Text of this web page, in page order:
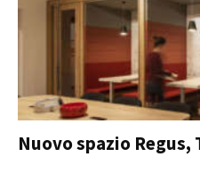
Nuovo spazio